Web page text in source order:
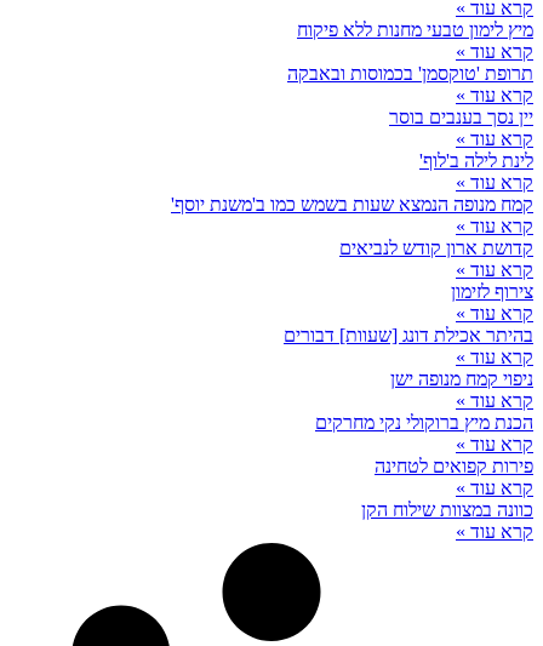
קרא עוד »
מיץ לימון טבעי מחנות ללא פיקוח
קרא עוד »
תרופת 'טוקסמן' בכמוסות ובאבקה
קרא עוד »
יין נסך בענבים בוסר
קרא עוד »
לינת לילה ב'לוף'
קרא עוד »
קמח מנופה הנמצא שעות בשמש כמו ב'משנת יוסף'
קרא עוד »
קדושת ארון קודש לנביאים
קרא עוד »
צירוף לזימון
קרא עוד »
בהיתר אכילת דונג [שעוות] דבורים
קרא עוד »
ניפוי קמח מנופה ישן
קרא עוד »
הכנת מיץ ברוקולי נקי מחרקים
קרא עוד »
פירות קפואים לטחינה
קרא עוד »
כוונה במצוות שילוח הקן
קרא עוד »